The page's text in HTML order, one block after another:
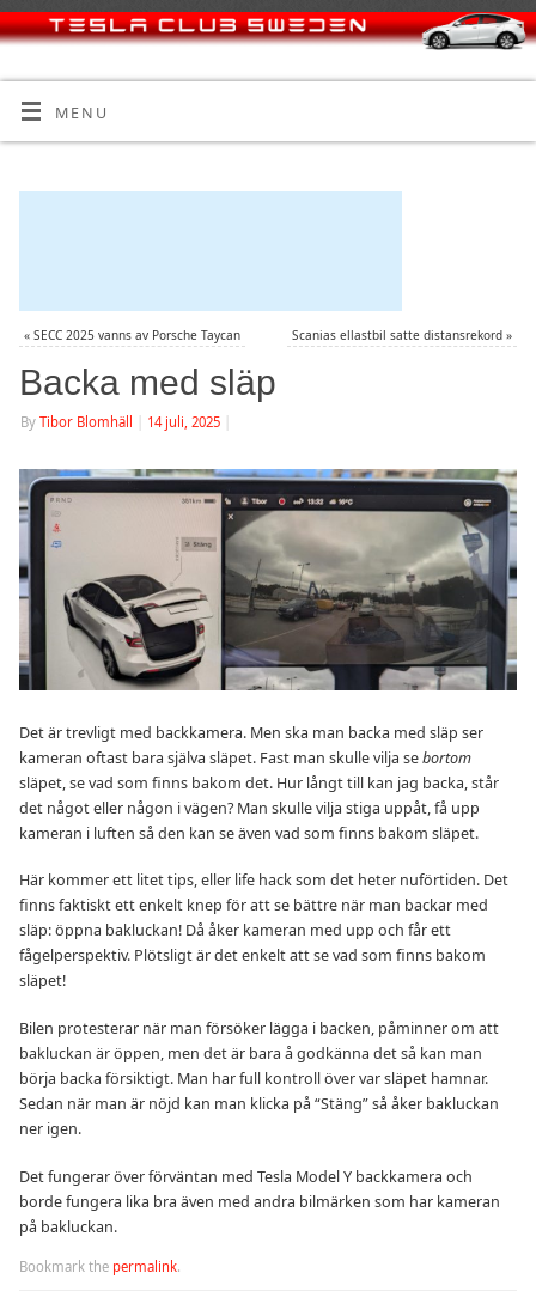
MENU
« SECC 2025 vanns av Porsche Taycan Scanias ellastbil satte distansrekord »
Backa med släp
By Tibor Blomhäll 14 juli, 2025
Det är trevligt med backkamera. Men ska man backa med släp ser
kameran oftast bara själva släpet. Fast man skulle vilja sebortom
släpet, se vad som finns bakom det. Hur långt till kan jag backa, står
det något eller någon i vägen? Man skulle vilja stiga uppåt, få upp
kameran i luften så den kan se även vad som finns bakom släpet.
Här kommer ett litet tips, eller life hack som det heter nuförtiden. Det
finns faktiskt ett enkelt knep för att se bättre när man backar med
släp: öppna bakluckan! Då åker kameran med upp och får ett
fågelperspektiv. Plötsligt är det enkelt att se vad som finns bakom
släpet!
Bilen protesterar när man försöker lägga i backen, påminner om att
bakluckan är öppen, men det är bara å godkänna det så kan man
börja backa försiktigt. Man har full kontroll över var släpet hamnar.
Sedan när man är nöjd kan man klicka på “Stäng” så åker bakluckan
ner igen.
Det fungerar över förväntan med Tesla Model Y backkamera och
borde fungera lika bra även med andra bilmärken som har kameran
på bakluckan.
Bookmark the permalink.